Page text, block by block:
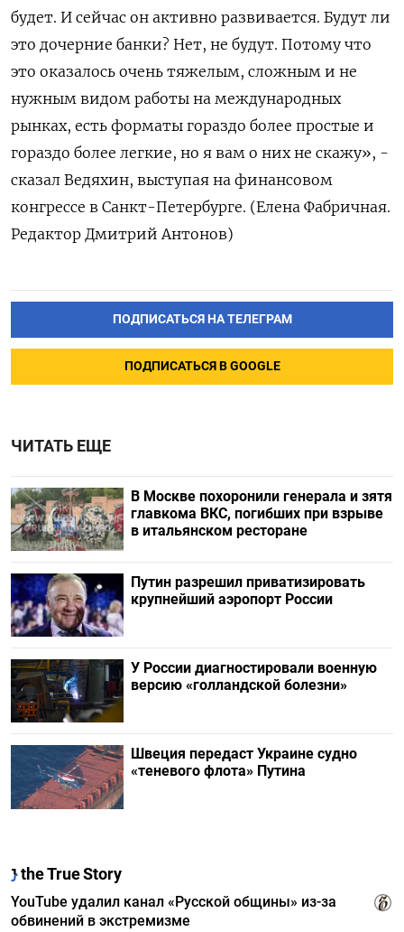
будет. И сейчас он активно развивается. Будут ли
это дочерние банки? Нет, не будут. Потому что
это оказалось очень тяжелым, сложным и не
нужным видом работы на международных
рынках, есть форматы гораздо более простые и
гораздо более легкие, но я вам о них не скажу», -
сказал Ведяхин, выступая на финансовом
конгрессе в Санкт-Петербурге. (Елена Фабричная.
Редактор Дмитрий Антонов)
ПОДПИСАТЬСЯ НА ТЕЛЕГРАМ
ПОДПИСАТЬСЯ В GOOGLE
ЧИТАТЬ ЕЩЕ
В Москве похоронили генерала и зятя
главкома ВКС, погибших при взрыве
в итальянском ресторане
Путин разрешил приватизировать
крупнейший аэропорт России
У России диагностировали военную
версию «голландской болезни»
Швеция передаст Украине судно
«теневого флота» Путина